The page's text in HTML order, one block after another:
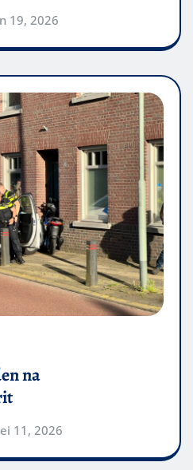
19, 2026
na
11, 2026